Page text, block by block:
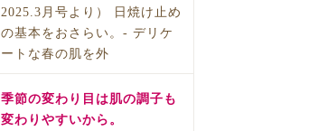
2025.3月号より） 日焼け止め
の基本をおさらい。- デリケ
ートな春の肌を外
季節の変わり目は肌の調子も
変わりやすいから。